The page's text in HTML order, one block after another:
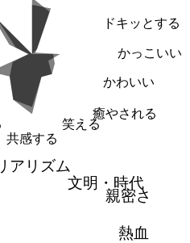
ドキッとする
かっこいい
かわいい
癒やされる
笑える
共感する
アリズム
文明・時代
親密さ
熱血